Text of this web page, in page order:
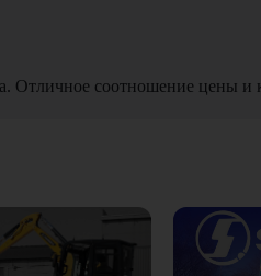
Отличное соотношение цены